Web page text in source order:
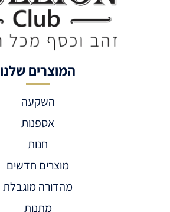
המוצרים שלנו
השקעה
אספנות
חנות
מוצרים חדשים
מהדורה מוגבלת
מתנות